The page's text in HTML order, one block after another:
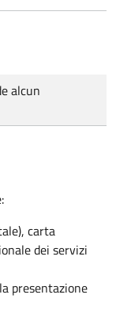
alcun
carta
dei servizi
presentazione